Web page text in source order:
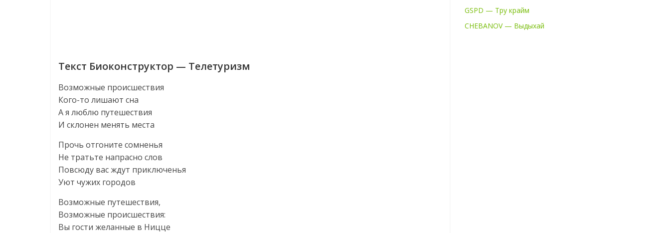
Текст Биоконструктор — Телетуризм
Возможные происшествия
Кого-то лишают сна
А я люблю путешествия
И склонен менять места
Прочь отгоните сомненья
Не тратьте напрасно слов
Повсюду вас ждут приключенья
Уют чужих городов
Возможные путешествия,
Возможные происшествия:
Вы гости желанные в Ницце
GSPD — Тру крайм
CHEBANOV — Выдыхай